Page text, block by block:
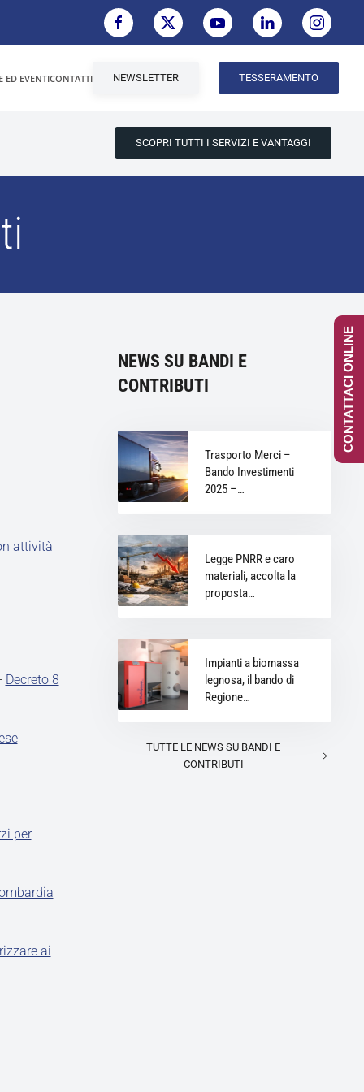
ED EVENTICONTATTI NEWSLETTER TESSERAMENTO
SCOPRI TUTTI I SERVIZI E VANTAGGI
attività
Decreto 8
per
ai
NEWS SU BANDI E
CONTRIBUTI
Trasporto Merci –
Bando Investimenti
2025 –…
Legge PNRR e caro
materiali, accolta la
proposta…
Impianti a biomassa
legnosa, il bando di
Regione…
TUTTE LE NEWS SU BANDI E
CONTRIBUTI
CONTATTACI ONLINE